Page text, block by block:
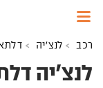
רכב לנצ'יה
לנצ'יה